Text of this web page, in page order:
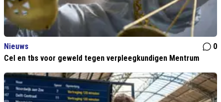
Nieuws
0
Cel en tbs voor geweld tegen verpleegkundigen Mentrum